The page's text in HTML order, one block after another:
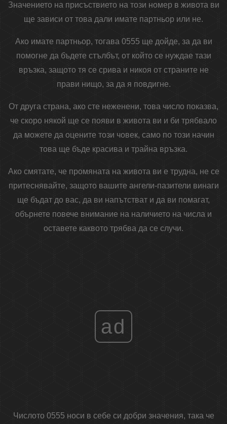
Значението на присъствието на този номер в живота ви
ще зависи от това дали имате партньор или не.
Ако имате партньор, тогава 0555 ще дойде, за да ви
помогне да бъдете стълбът, от който се нуждае тази
връзка, защото тя се срива и никоя от страните не
прави нищо, за да я повдигне.
От друга страна, ако сте неженени, това число показва,
че скоро някой ще се появи в живота ви и би трябвало
да можете да оцените този човек, само по този начин
това ще бъде красива и трайна връзка.
Ако смятате, че промяната на живота ви е трудна, не се
притеснявайте, защото вашите ангели-пазители винаги
ще бъдат до вас, да ви напътстват и да ви помагат,
обърнете повече внимание на наличието на числа и
оставете каквото трябва да се случи.
ad
Числото 0555 носи в себе си добри значения, така че